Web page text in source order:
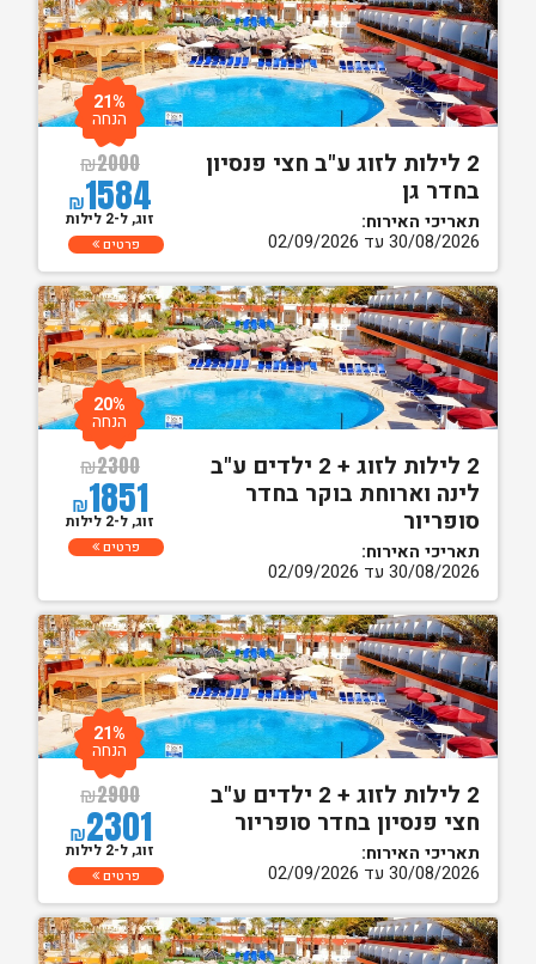
2 לילות לזוג ע"ב חצי פנסיון
בחדר גן
תאריכי האירוח:
30/08/2026 עד 02/09/2026
₪2000
₪1584
21%
הנחה
זוג, ל-2 לילות
פרטים
2 לילות לזוג + 2 ילדים ע"ב
לינה וארוחת בוקר בחדר
סופריור
תאריכי האירוח:
30/08/2026 עד 02/09/2026
₪2300
₪1851
20%
הנחה
זוג, ל-2 לילות
פרטים
2 לילות לזוג + 2 ילדים ע"ב
חצי פנסיון בחדר סופריור
תאריכי האירוח:
30/08/2026 עד 02/09/2026
₪2900
₪2301
21%
הנחה
זוג, ל-2 לילות
פרטים